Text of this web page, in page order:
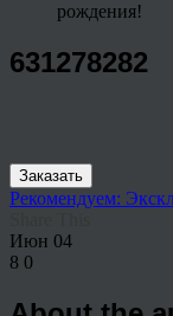
рождения!
631278282
Заказать
Рекомендуем:
Июн 04
8 0